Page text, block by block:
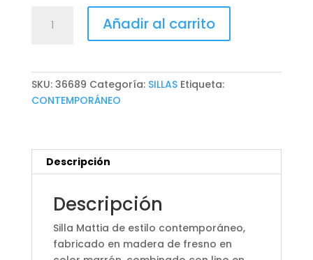
MATTIA
Añadir al carrito
SKU: 36689 Categoría: SILLAS Etiqueta:
CONTEMPORÁNEO
Descripción
Descripción
Silla Mattia de estilo contemporáneo,
fabricado en madera de fresno en